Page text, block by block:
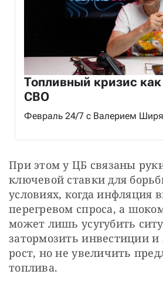
Топливный кризис
СВО
Февраль 24/7 с Валерием
При этом у ЦБ связаны
ключевой ставки для
условиях, когда инфляция
перегревом спроса, а
может лишь усугубить
затормозить инвестиции
рост, но не увеличить
топлива.